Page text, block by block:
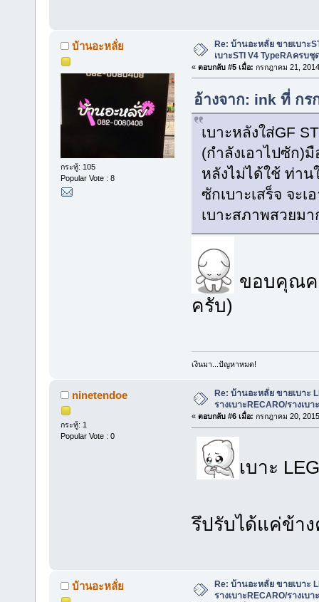
บ้านอะหลั่ย
กระทู้: 105
Popular Vote : 8
Re: บ้านอะหลั่ย ขายเบาะ
เบาะSTI V4 TypeRAครบ
« ตอบกลับ #5 เมื่อ: กรกฎาคม 21,
อ้างจาก: ink ที่ กร
เบาะหลังใส่GF
(กำลังเอาไปซัก
หลังไม่ได้ใช้ ท่าน
ซักเบาะเสร็จ จะ
เบาะสภาพสวยมา
ขอบคุณค
ครับ)
เงินมา...ปัญหาหมด!
ninetendoe
กระทู้: 1
Popular Vote : 0
Re: บ้านอะหลั่ย ขายเบาะ
รางเบาะRECARO/รางเบ
« ตอบกลับ #6 เมื่อ: กรกฎาคม 20,
เบาะ
รึปรับได้แค่ข้า
บ้านอะหลั่ย
Re: บ้านอะหลั่ย ขายเบาะ
รางเบาะRECARO/รางเบ